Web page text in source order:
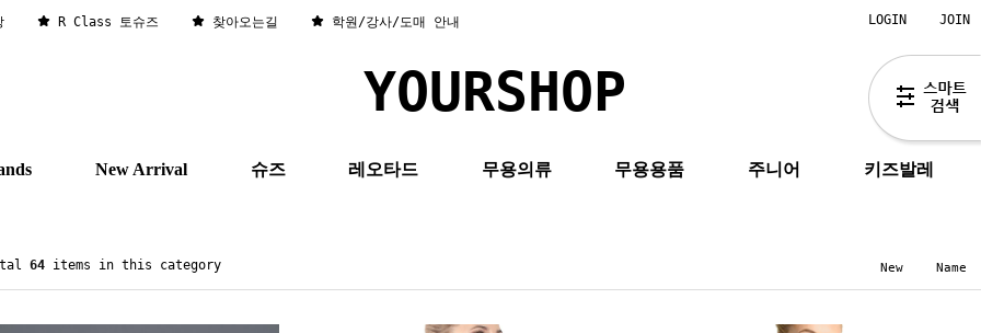
R Class 토슈즈 찾아오는길 학원/강사/도매 안내 LOGIN JOIN
YOURSHOP
New Arrival 슈즈 레오타드 무용의류 무용용품 주니어 키즈발레
64items in this category New Name